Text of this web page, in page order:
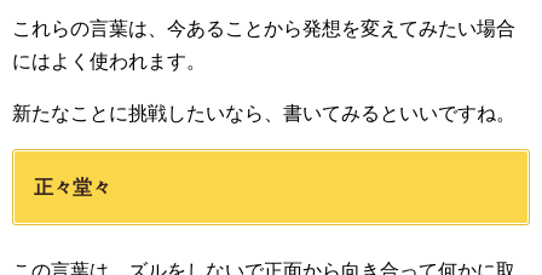
これらの言葉は、今あることから発想を変えてみたい場合
にはよく使われます。
新たなことに挑戦したいなら、書いてみるといいですね。
正々堂々
この言葉は、ズルをしないで正面から向き合って何かに取